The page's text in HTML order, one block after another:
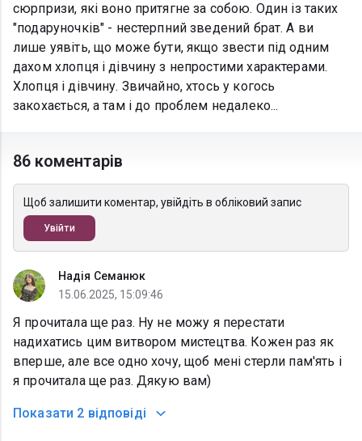
сюрпризи, які воно притягне за собою. Один із таких
"подаруночків" - нестерпний зведений брат. А ви
лише уявіть, що може бути, якщо звести під одним
дахом хлопця і дівчину з непростими характерами.
Хлопця і дівчину. Звичайно, хтось у когось
закохається, а там і до проблем недалеко...
86 коментарів
Щоб залишити коментар, увійдіть в обліковий запис
Увійти
Надія Семанюк
15.06.2025, 15:09:46
Я прочитала ще раз. Ну не можу я перестати
надихатись цим витвором мистецтва. Кожен раз як
вперше, але все одно хочу, щоб мені стерли пам'ять і
я прочитала ще раз. Дякую вам)
Показати 2 відповіді